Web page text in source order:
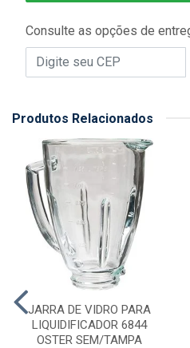
Consulte as opções de
Produtos Relacionados
JARRA DE VIDRO PARA
LIQUIDIFICADOR 6844
OSTER SEM/TAMPA